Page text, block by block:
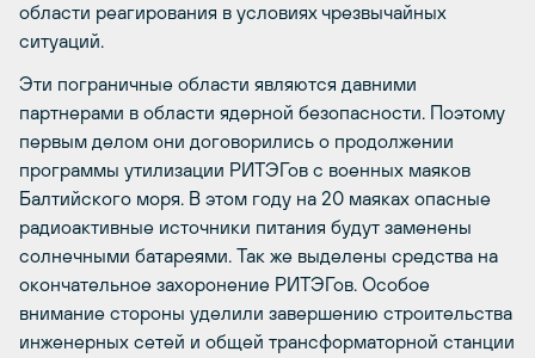
области реагирования в условиях чрезвычайных
ситуаций.
Эти пограничные области являются давними
партнерами в области ядерной безопасности. Поэтому
первым делом они договорились о продолжении
программы утилизации РИТЭГов с военных маяков
Балтийского моря. В этом году на 20 маяках опасные
радиоактивные источники питания будут заменены
солнечными батареями. Так же выделены средства на
окончательное захоронение РИТЭГов. Особое
внимание стороны уделили завершению строительства
инженерных сетей и общей трансформаторной станции